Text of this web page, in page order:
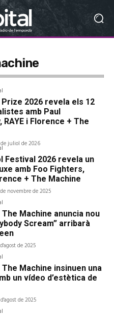
2026 revela els 12
amb Paul
RAYE i Florence + The
juliol de 2026
Festival 2026 revela un
amb Foo Fighters,
+ The Machine
novembre de 2025
Machine anuncia nou
Scream” arribarà
de 2025
Machine insinuen una
un vídeo d’estètica de
de 2025